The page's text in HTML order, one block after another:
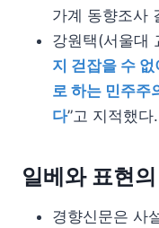
가계 동향조사
강원택(서울대
지 걷잡을 수
로 하는 민주주
다”고 지적했다.
일베와 표현
경향신문은 사